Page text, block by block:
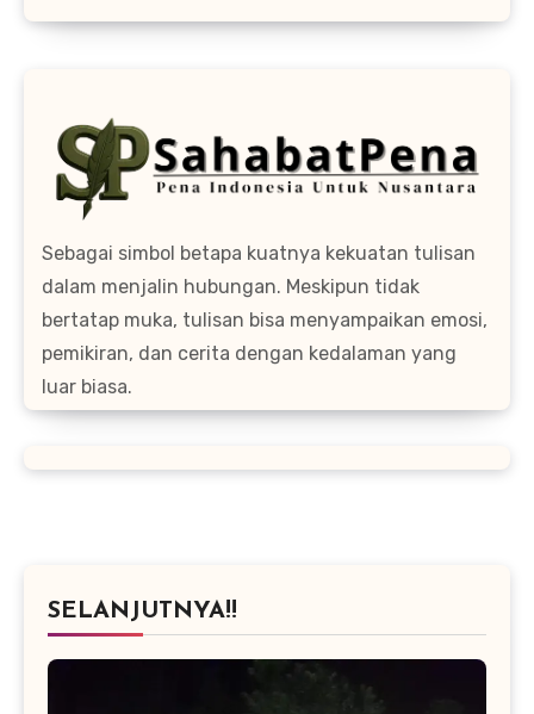
Sebagai simbol betapa kuatnya kekuatan tulisan
dalam menjalin hubungan. Meskipun tidak
bertatap muka, tulisan bisa menyampaikan emosi,
pemikiran, dan cerita dengan kedalaman yang
luar biasa.
SELANJUTNYA!!